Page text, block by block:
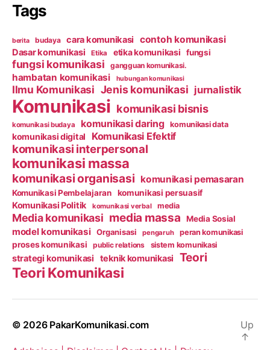
Tags
berita budaya cara komunikasi contoh komunikasi
Dasar komunikasi Etika etika komunikasi fungsi
fungsi komunikasi gangguan komunikasi.
hambatan komunikasi hubungan komunikasi
Ilmu Komunikasi Jenis komunikasi jurnalistik
Komunikasi komunikasi bisnis
komunikasi budaya komunikasi daring komunikasi data
komunikasi digital Komunikasi Efektif
komunikasi interpersonal
komunikasi massa
komunikasi organisasi komunikasi pemasaran
Komunikasi Pembelajaran komunikasi persuasif
Komunikasi Politik komunikasi verbal media
Media komunikasi media massa Media Sosial
model komunikasi Organisasi pengaruh peran komunikasi
proses komunikasi public relations sistem komunikasi
strategi komunikasi teknik komunikasi Teori
Teori Komunikasi
© 2026 PakarKomunikasi.com
Up
↑